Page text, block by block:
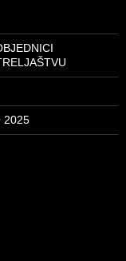
2025